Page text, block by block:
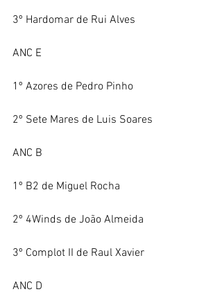
3º Hardomar de Rui Alves
ANC E
1º Azores de Pedro Pinho
2º Sete Mares de Luis Soares
ANC B
1º B2 de Miguel Rocha
2º 4Winds de João Almeida
3º Complot II de Raul Xavier
ANC D